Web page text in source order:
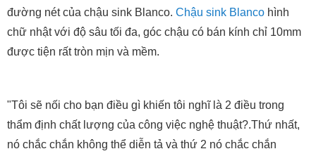
đường nét của chậu sink Blanco. Chậu sink Blanco hình
chữ nhật với độ sâu tối đa, góc chậu có bán kính chỉ 10mm
được tiện rất tròn mịn và mềm.
"Tôi sẽ nối cho bạn điều gì khiến tôi nghĩ là 2 điều trong
thẩm định chất lượng của công việc nghệ thuật?.Thứ nhất,
nó chắc chắn không thể diễn tả và thứ 2 nó chắc chắn